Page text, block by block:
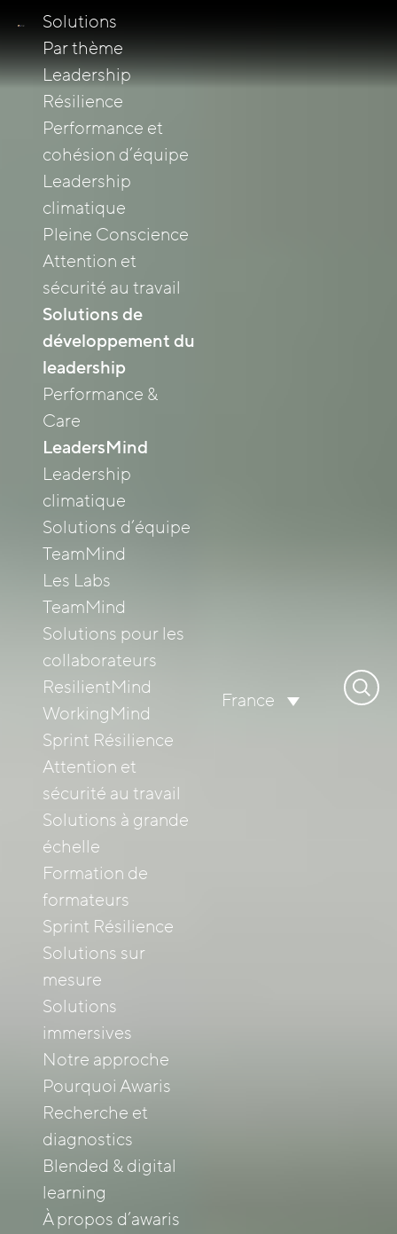
Solutions
Par thème
Leadership
Résilience
Performance et
cohésion d’équipe
Leadership
climatique
Pleine Conscience
Attention et
sécurité au travail
Solutions de
développement du
leadership
Performance &
Care
LeadersMind
Leadership
climatique
Solutions d’équipe
TeamMind
Les Labs
TeamMind
Solutions pour les
collaborateurs
ResilientMind
WorkingMind
Sprint Résilience
Attention et
sécurité au travail
Solutions à grande
échelle
Formation de
formateurs
Sprint Résilience
Solutions sur
mesure
Solutions
immersives
Notre approche
Pourquoi Awaris
Recherche et
diagnostics
Blended & digital
learning
À propos d’awaris
France